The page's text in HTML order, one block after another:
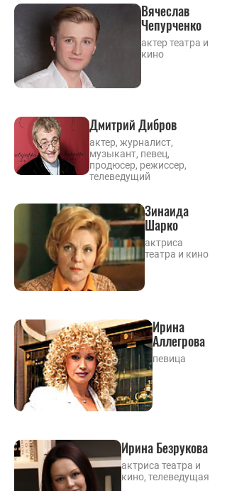
Вячеслав
Чепурченко
актер театра и
кино
Дмитрий Дибров
актер, журналист,
музыкант, певец,
продюсер, режиссер,
телеведущий
Зинаида
Шарко
актриса
театра и кино
Ирина
Аллегрова
певица
Ирина Безрукова
актриса театра и
кино, телеведущая